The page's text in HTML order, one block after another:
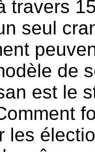
travers
seul
de
est le
les